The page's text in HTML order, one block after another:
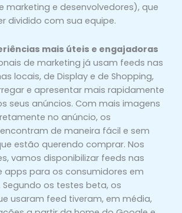
marketing e desenvolvedores), que
dividido com sua equipe.
mais úteis e engajadoras
de marketing já usam feeds nas
locais, de Display e de Shopping,
e apresentar mais rapidamente
seus anúncios. Com mais imagens
no anúncio, os
de maneira fácil e sem
estão querendo comprar. Nos
vamos disponibilizar feeds nas
apps para os consumidores em
os testes beta, os
usaram feed tiveram, em média,